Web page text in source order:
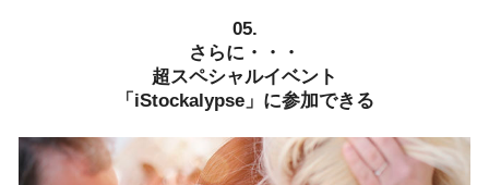
05.
さらに・・・
超スペシャルイベント
「iStockalypse」に参加できる